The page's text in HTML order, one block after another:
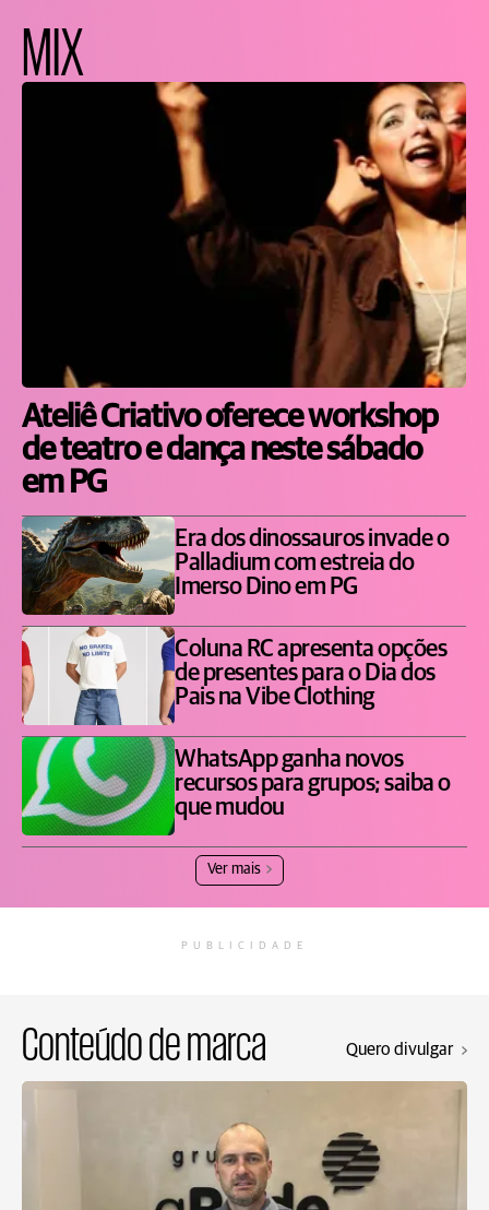
MIX
Ateliê Criativo oferece workshop
de teatro e dança neste sábado
em PG
Era dos dinossauros invade o
Palladium com estreia do
Imerso Dino em PG
Coluna RC apresenta opções
de presentes para o Dia dos
Pais na Vibe Clothing
WhatsApp ganha novos
recursos para grupos; saiba o
que mudou
Ver mais
PUBLICIDADE
Conteúdo de marca Quero divulgar